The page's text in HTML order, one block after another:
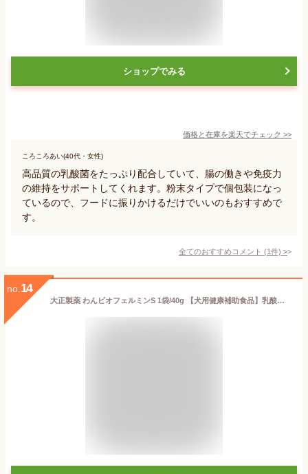
ショップでみる
価格と在庫を楽天でチェック >>
ころころあい(40代・女性)
高品質の乳酸菌をたっぷり配合していて、腸の働きや免疫力
の維持をサポートしてくれます。粉末タイプで個包装になっ
ているので、フードに振りかけるだけでいいのもおすすめで
す。
全てのおすすめコメント (1件) >
no. 14
大正製薬 わんビオフェルミンS 1袋/40g 【犬用健康補助食品】乳酸菌・ビフィズス菌F1000配合 腸活サポート 腸内フローラ おなかの健康 ふりかけ粉末 国産 犬用 サプリメント